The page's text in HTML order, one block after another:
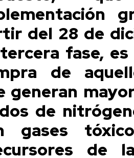
del 28 de
fase,
de
generan
de
gases
de